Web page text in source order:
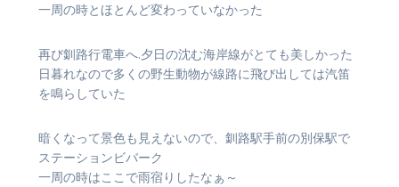
一周の時とほとんど変わっていなかった
再び釧路行電車へ.夕日の沈む海岸線がとても美しかった
日暮れなので多くの野生動物が線路に飛び出しては汽笛
を鳴らしていた
暗くなって景色も見えないので、釧路駅手前の別保駅で
ステーションビバーク
一周の時はここで雨宿りしたなぁ～